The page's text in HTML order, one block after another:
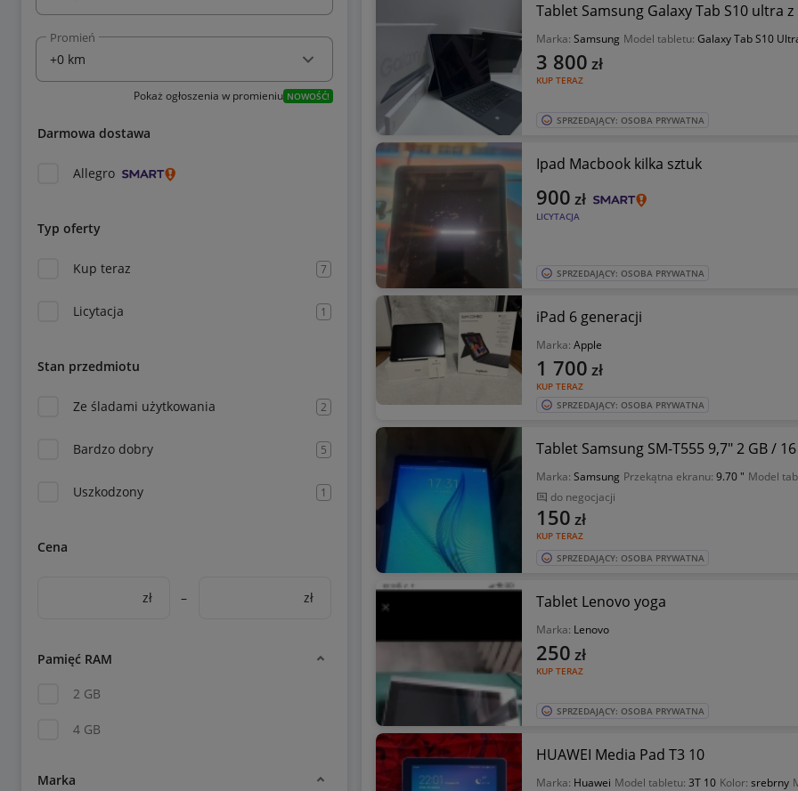
Promień
Pokaż ogłoszenia w promieniu NOWOŚĆ!
Darmowa dostawa
Allegro
Typ oferty
Kup teraz 7
Licytacja 1
Stan przedmiotu
Ze śladami użytkowania 2
Bardzo dobry 5
Uszkodzony 1
Cena
zł – zł
Pamięć RAM
2 GB
4 GB
Marka
Tablet Samsung Galaxy Tab S10 ultra
Marka: Samsung Model tabletu: Galaxy Tab S10
KUP TERAZ
3 800 zł
SPRZEDAJĄCY: OSOBA PRYWATNA
Ipad Macbook kilka sztuk
LICYTACJA
900 zł
SPRZEDAJĄCY: OSOBA PRYWATNA
iPad 6 generacji
Marka: Apple
KUP TERAZ
1 700 zł
SPRZEDAJĄCY: OSOBA PRYWATNA
Tablet Samsung SM-T555 9,7" 2 GB /
Marka: Samsung Przekątna ekranu: 9.70 " Model
do negocjacji
KUP TERAZ
150 zł
SPRZEDAJĄCY: OSOBA PRYWATNA
Tablet Lenovo yoga
Marka: Lenovo
KUP TERAZ
250 zł
SPRZEDAJĄCY: OSOBA PRYWATNA
HUAWEI Media Pad T3 10
Marka: Huawei Model tabletu: 3T 10 Kolor: srebrny